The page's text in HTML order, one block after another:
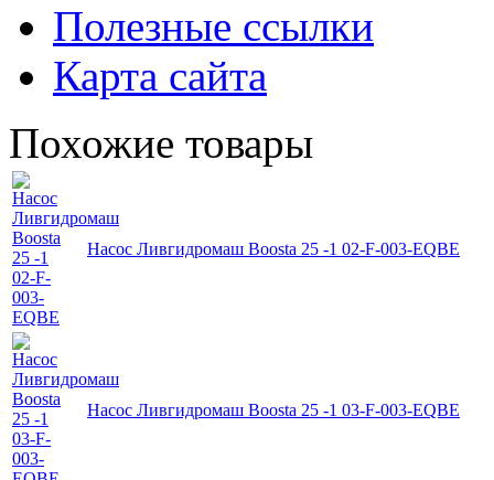
Полезные ссылки
Карта сайта
Похожие товары
Насос Ливгидромаш Boosta 25 -1 02-F-003-EQBE
Насос Ливгидромаш Boosta 25 -1 03-F-003-EQBE